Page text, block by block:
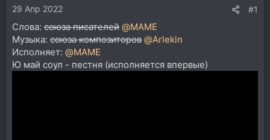
а
29 Апр 2022 #1
Слова: союза писателей @MAME
Музыка: союза композиторов @Arlekin
Исполняет: @MAME
Ю май соул - пестня (исполняется впервые)